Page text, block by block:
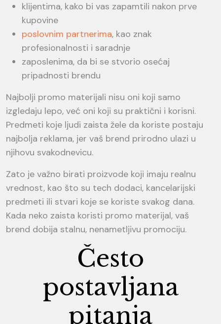
klijentima, kako bi vas zapamtili nakon prve
kupovine
poslovnim partnerima, kao znak
profesionalnosti i saradnje
zaposlenima, da bi se stvorio osećaj
pripadnosti brendu
Najbolji promo materijali nisu oni koji samo
izgledaju lepo, već oni koji su praktični i korisni.
Predmeti koje ljudi zaista žele da koriste postaju
najbolja reklama, jer vaš brend prirodno ulazi u
njihovu svakodnevicu.
Zato je važno birati proizvode koji imaju realnu
vrednost, kao što su tech dodaci, kancelarijski
predmeti ili stvari koje se koriste svakog dana.
Kada neko zaista koristi promo materijal, vaš
brend dobija stalnu, nenametljivu promociju.
Često
postavljana
pitanja